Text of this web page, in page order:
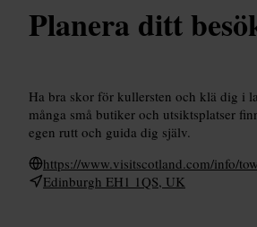
Planera ditt
Ha bra skor för kullersten och klä dig i
många små butiker och utsiktsplatser
egen rutt och guida dig själv.
https://www.visitscotland.com/info/
Edinburgh EH1 1QS, UK